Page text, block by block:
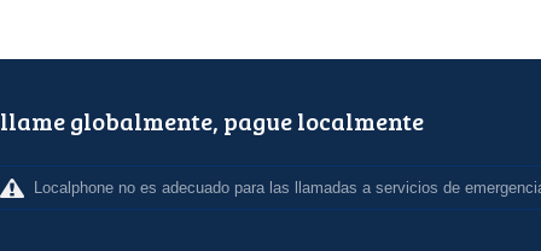
llame globalmente, pague localmente
Localphone no es adecuado para las llamadas a servicios de